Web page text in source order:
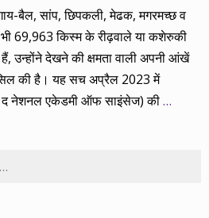
बैल, सांप, छिपकली, मेढक, मगरमच्छ व
69,963 किस्म के रीढ़वाले या कशेरुकी
देखने की क्षमता वाली अपनी आंखें
की है। यह सच अप्रैल 2023 में
द नेशनल एकेडमी ऑफ साइंसेज) की…